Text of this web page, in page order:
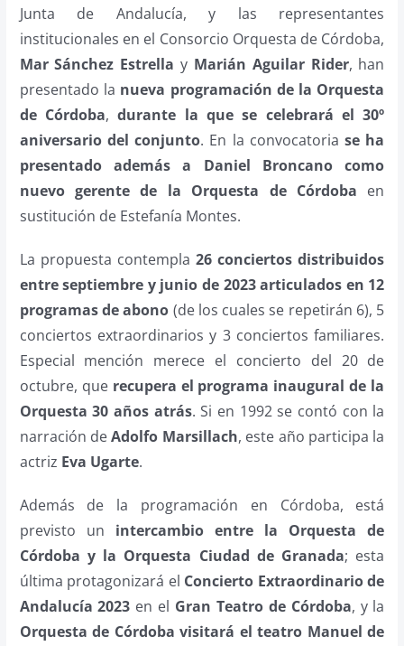
Junta de Andalucía, y las representantes
institucionales en el Consorcio Orquesta de Córdoba,
Mar Sánchez Estrella y Marián Aguilar Rider, han
presentado la nueva programación de la Orquesta
de Córdoba,durante la que se celebrará el 30º
aniversario del conjunto. En la convocatoriase ha
presentado además a Daniel Broncano como
nuevo gerente de la Orquesta de Córdoba en
sustitución de Estefanía Montes.
La propuesta contempla26 conciertos distribuidos
entre septiembre y junio de 2023 articulados en 12
programas de abono (de los cuales se repetirán 6), 5
conciertos extraordinarios y 3 conciertos familiares.
Especial mención merece el concierto del 20 de
octubre, que recupera el programa inaugural de la
Orquesta 30 años atrás. Si en 1992 se contó con la
narración deAdolfo Marsillach, este año participa la
actriz Eva Ugarte.
Además de la programación en Córdoba, está
previsto un intercambio entre la Orquesta de
Córdoba y la Orquesta Ciudad de Granada; esta
última protagonizará el Concierto Extraordinario de
Andalucía 2023 en el Gran Teatro de Córdoba, y la
Orquesta de Córdoba visitará el teatro Manuel de